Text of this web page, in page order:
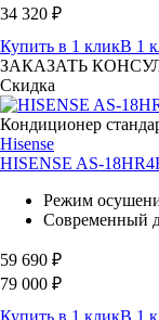
34 320 ₽
Купить в 1 кликВ 1
ЗАКАЗАТЬ
Скидка
Кондиционер
Hisense
HISENSE AS-
Режим
Современный
59 690 ₽
79 000 ₽
Купить в 1 кликВ 1